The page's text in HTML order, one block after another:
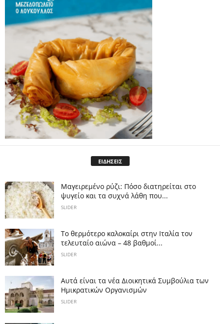
ΕΙΔΗΣΕΙΣ
Μαγειρεμένο ρύζι: Πόσο διατηρείται στο
ψυγείο και τα συχνά λάθη που...
SLIDER
Το θερμότερο καλοκαίρι στην Ιταλία τον
τελευταίο αιώνα – 48 βαθμοί...
SLIDER
Αυτά είναι τα νέα Διοικητικά Συμβούλια των
Ημικρατικών Οργανισμών
SLIDER